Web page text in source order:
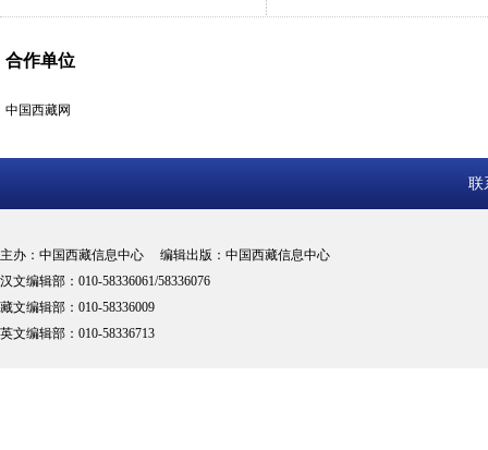
合作单位
中国西藏网
联
主办：中国西藏信息中心 编辑出版：中国西藏信息中心
汉文编辑部：010-58336061/58336076
藏文编辑部：010-58336009
英文编辑部：010-58336713